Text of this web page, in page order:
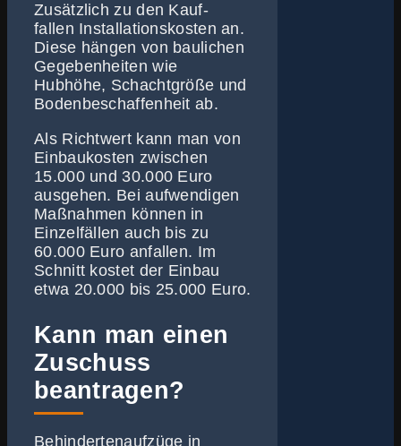
Zusätzlich zu den Kauf-
fallen Installationskosten an.
Diese hängen von baulichen
Gegebenheiten wie
Hubhöhe, Schachtgröße und
Bodenbeschaffenheit ab.
Als Richtwert kann man von
Einbaukosten zwischen
15.000 und 30.000 Euro
ausgehen. Bei aufwendigen
Maßnahmen können in
Einzelfällen auch bis zu
60.000 Euro anfallen. Im
Schnitt kostet der Einbau
etwa 20.000 bis 25.000 Euro.
Kann man einen
Zuschuss
beantragen?
Behindertenaufzüge in